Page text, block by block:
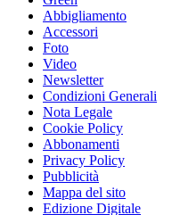
Abbigliamento
Accessori
Foto
Video
Newsletter
Condizioni Generali
Nota Legale
Cookie Policy
Abbonamenti
Privacy Policy
Pubblicità
Mappa del sito
Edizione Digitale